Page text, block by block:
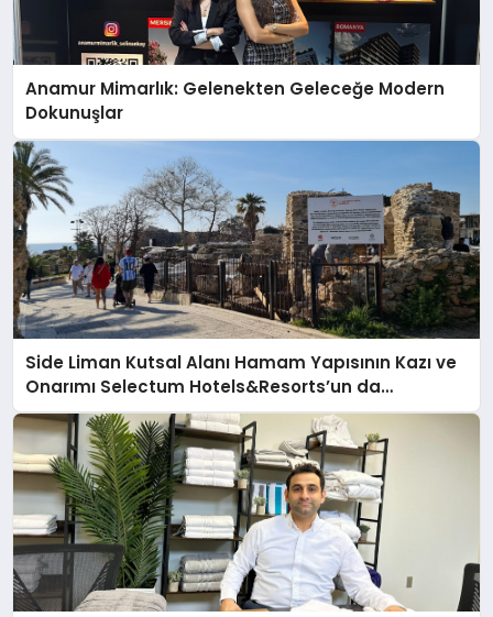
Anamur Mimarlık: Gelenekten Geleceğe Modern
Dokunuşlar
Side Liman Kutsal Alanı Hamam Yapısının Kazı ve
Onarımı Selectum Hotels&Resorts’un da
Katkılarıyla Tamamlandı